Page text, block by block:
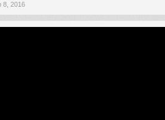
8, 2016